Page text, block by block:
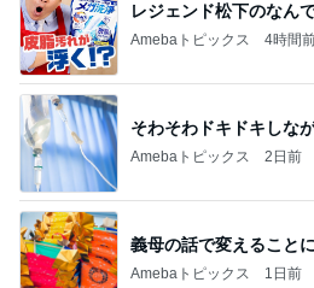
レジェンド松下のなん
Amebaトピックス 4時間
そわそわドキドキしな
Amebaトピックス 2日前
義母の話で変えること
Amebaトピックス 1日前